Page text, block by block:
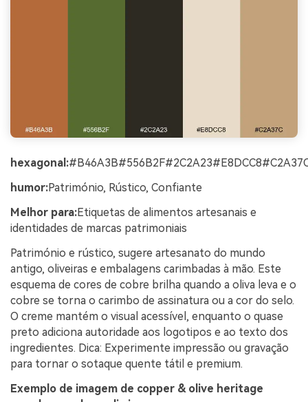
hexagonal:
humor:Património, Rústico, Confiante
Melhor para:Etiquetas de alimentos artesanais e
identidades de marcas patrimoniais
Património e rústico, sugere artesanato do mundo
antigo, oliveiras e embalagens carimbadas à mão. Este
esquema de cores de cobre brilha quando a oliva leva e o
cobre se torna o carimbo de assinatura ou a cor do selo.
O creme mantém o visual acessível, enquanto o quase
preto adiciona autoridade aos logotipos e ao texto dos
ingredientes. Dica: Experimente impressão ou gravação
para tornar o sotaque quente tátil e premium.
Exemplo de imagem de copper & olive heritage